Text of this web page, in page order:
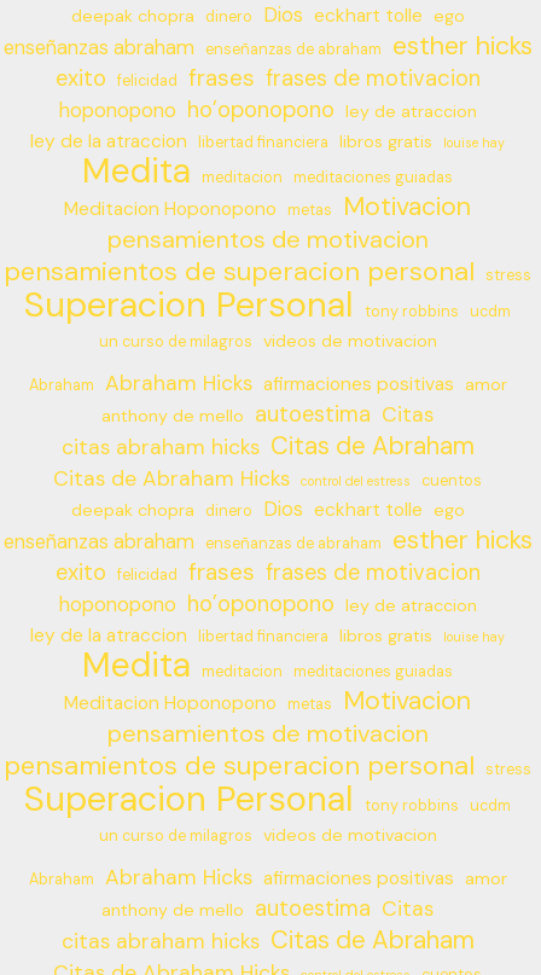
deepak chopra dinero Dios eckhart tolle ego
enseñanzas abraham enseñanzas de abraham esther hicks
exito felicidad frases frases de motivacion
hoponopono ho’oponopono ley de atraccion
ley de la atraccion libertad financiera libros gratis louise hay
Medita meditacion meditaciones guiadas
Meditacion Hoponopono metas Motivacion
pensamientos de motivacion
pensamientos de superacion personal stress
Superacion Personal tony robbins
ucdm
un curso de milagros
videos de motivacion
Abraham Abraham Hicks afirmaciones positivas
amor
anthony de mello
autoestima Citas
citas abraham hicks Citas de Abraham
Citas de Abraham Hicks control del estress cuentos
deepak chopra dinero Dios eckhart tolle ego
enseñanzas abraham enseñanzas de abraham esther hicks
exito felicidad frases frases de motivacion
hoponopono ho’oponopono ley de atraccion
ley de la atraccion libertad financiera libros gratis louise hay
Medita meditacion meditaciones guiadas
Meditacion Hoponopono metas Motivacion
pensamientos de motivacion
pensamientos de superacion personal stress
Superacion Personal tony robbins
ucdm
un curso de milagros
videos de motivacion
Abraham Abraham Hicks afirmaciones positivas
amor
anthony de mello
autoestima Citas
citas abraham hicks Citas de Abraham